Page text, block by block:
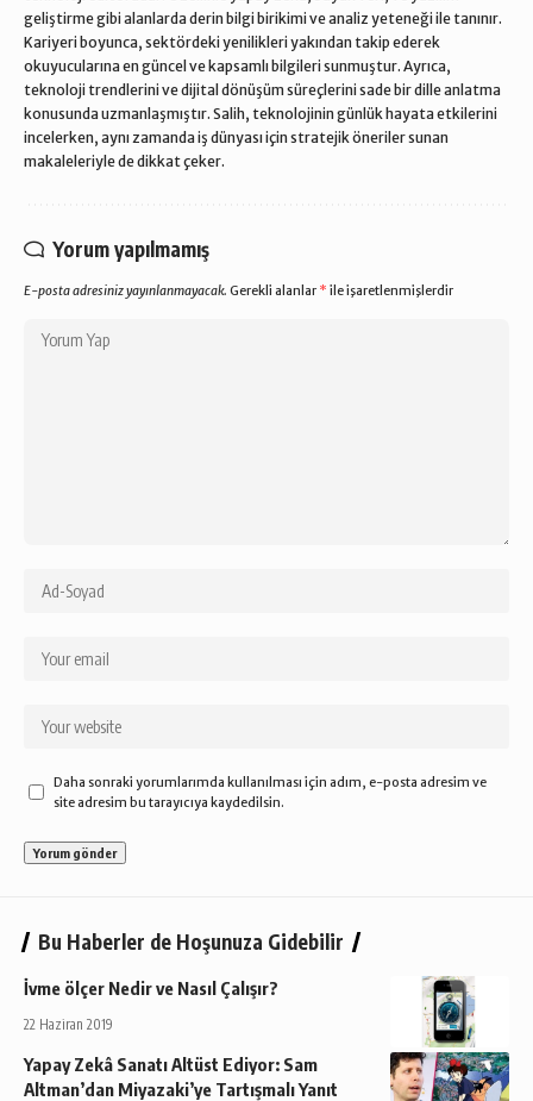
geliştirme gibi alanlarda derin bilgi birikimi ve analiz yeteneği ile tanınır.
Kariyeri boyunca, sektördeki yenilikleri yakından takip ederek
okuyucularına en güncel ve kapsamlı bilgileri sunmuştur. Ayrıca,
teknoloji trendlerini ve dijital dönüşüm süreçlerini sade bir dille anlatma
konusunda uzmanlaşmıştır. Salih, teknolojinin günlük hayata etkilerini
incelerken, aynı zamanda iş dünyası için stratejik öneriler sunan
makaleleriyle de dikkat çeker.
Yorum yapılmamış
E-posta adresiniz yayınlanmayacak. Gerekli alanlar * ile işaretlenmişlerdir
Daha sonraki yorumlarımda kullanılması için adım, e-posta adresim ve
site adresim bu tarayıcıya kaydedilsin.
Bu Haberler de Hoşunuza Gidebilir
İvme ölçer Nedir ve Nasıl Çalışır?
22 Haziran 2019
Yapay Zekâ Sanatı Altüst Ediyor: Sam
Altman’dan Miyazaki’ye Tartışmalı Yanıt